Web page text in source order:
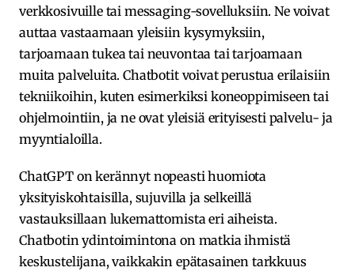
verkkosivuille tai messaging-sovelluksiin. Ne voivat
auttaa vastaamaan yleisiin kysymyksiin,
tarjoamaan tukea tai neuvontaa tai tarjoamaan
muita palveluita. Chatbotit voivat perustua erilaisiin
tekniikoihin, kuten esimerkiksi koneoppimiseen tai
ohjelmointiin, ja ne ovat yleisiä erityisesti palvelu- ja
myyntialoilla.
ChatGPT on kerännyt nopeasti huomiota
yksityiskohtaisilla, sujuvilla ja selkeillä
vastauksillaan lukemattomista eri aiheista.
Chatbotin ydintoimintona on matkia ihmistä
keskustelijana, vaikkakin epätasainen tarkkuus